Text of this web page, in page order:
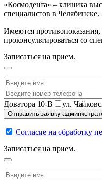
«Космодента» – клиника
специалистов в
Имеются противопоказания,
проконсультироваться со
Записаться на прием.
Доватора 10-В
ул.
Согласие на обработку
Записаться на прием.